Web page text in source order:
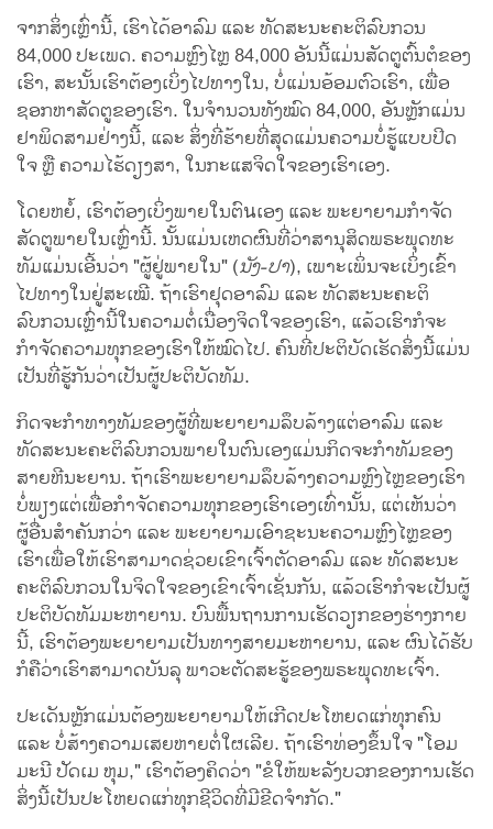
ຈາກສິ່ງເຫຼົ່ານີ້, ເຮົາໄດ້ອາລົມ ແລະ ທັດສະນະຄະຕິລົບກວນ
84,000 ປະເພດ. ຄວາມຫຼົງໄຫຼ 84,000 ອັນນີ້ແມ່ນສັດຕູຕົ້ນຕໍຂອງ
ເຮົາ, ສະນັ້ນເຮົາຕ້ອງເບິ່ງໄປທາງໃນ, ບໍ່ແມ່ນອ້ອມຕົວເຮົາ, ເພື່ອ
ຊອກຫາສັດຕູຂອງເຮົາ. ໃນຈຳນວນທັງໝົດ 84,000, ອັນຫຼັກແມ່ນ
ຢາພິດສາມຢ່າງນີ້, ແລະ ສິ່ງທີ່ຮ້າຍທີ່ສຸດແມ່ນຄວາມບໍ່ຮູ້ແບບປິດ
ໃຈ ຫຼື ຄວາມໄຮ້ດຽງສາ, ໃນກະແສຈິດໃຈຂອງເຮົາເອງ.
ໂດຍຫຍໍ້, ເຮົາຕ້ອງເບິ່ງພາຍໃນຕົนເອງ ແລະ ພະຍາຍາມກຳຈັດ
ສັດຕູພາຍໃນເຫຼົ່ານີ້. ນັ້ນແມ່ນເຫດຜົນທີ່ວ່າສານຸສິດພຣະພຸດທະ
ທັມແມ່ນເອີ້ນວ່າ "ຜູ້ຢູ່ພາຍໃນ" (ນັງ-ປາ), ເພາະເພິ່ນຈະເບິ່ງເຂົ້າ
ໄປທາງໃນຢູ່ສະເໝີ. ຖ້າເຮົາຢຸດອາລົມ ແລະ ທັດສະນະຄະຕິ
ລົບກວນເຫຼົ່ານີ້ໃນຄວາມຕໍ່ເນື່ອງຈິດໃຈຂອງເຮົາ, ແລ້ວເຮົາກໍຈະ
ກຳຈັດຄວາມທຸກຂອງເຮົາໃຫ້ໝົດໄປ. ຄົນທີ່ປະຕິບັດເຮັດສິ່ງນີ້ແມ່ນ
ເປັນທີ່ຮູ້ກັນວ່າເປັນຜູ້ປະຕິບັດທັມ.
ກິດຈະກຳທາງທັມຂອງຜູ້ທີ່ພະຍາຍາມລຶບລ້າງແຕ່ອາລົມ ແລະ
ທັດສະນະຄະຕິລົບກວນພາຍໃນຕົນເອງແມ່ນກິດຈະກຳທັມຂອງ
ສາຍຫີນະຍານ. ຖ້າເຮົາພະຍາຍາມລຶບລ້າງຄວາມຫຼົງໄຫຼຂອງເຮົາ
ບໍ່ພຽງແຕ່ເພື່ອກຳຈັດຄວາມທຸກຂອງເຮົາເອງເທົ່ານັ້ນ, ແຕ່ເຫັນວ່າ
ຜູ້ອື່ນສຳຄັນກວ່າ ແລະ ພະຍາຍາມເອົາຊະນະຄວາມຫຼົງໄຫຼຂອງ
ເຮົາເພື່ອໃຫ້ເຮົາສາມາດຊ່ວຍເຂົາເຈົ້າຕັດອາລົມ ແລະ ທັດສະນະ
ຄະຕິລົບກວນໃນຈິດໃຈຂອງເຂົາເຈົ້າເຊັ່ນກັນ, ແລ້ວເຮົາກໍຈະເປັນຜູ້
ປະຕິບັດທັມມະຫາຍານ. ບົນພື້ນຖານການເຮັດວຽກຂອງຮ່າງກາຍ
ນີ້, ເຮົາຕ້ອງພະຍາຍາມເປັນທາງສາຍມະຫາຍານ, ແລະ ຜົນໄດ້ຮັບ
ກໍຄືວ່າເຮົາສາມາດບັນລຸ ພາວະຕັດສະຮູ້ຂອງພຣະພຸດທະເຈົ້າ.
ປະເດັນຫຼັກແມ່ນຕ້ອງພະຍາຍາມໃຫ້ເກີດປະໂຫຍດແກ່ທຸກຄົນ
ແລະ ບໍ່ສ້າງຄວາມເສຍຫາຍຕໍ່ໃຜເລີຍ. ຖ້າເຮົາທ່ອງຂຶ້ນໃຈ "ໂອມ
ມະນີ ປັດເມ ຫຸມ," ເຮົາຕ້ອງຄິດວ່າ "ຂໍໃຫ້ພະລັງບວກຂອງການເຮັດ
ສິ່ງນີ້ເປັນປະໂຫຍດແກ່ທຸກຊີວິດທີ່ມີຂີດຈຳກັດ."